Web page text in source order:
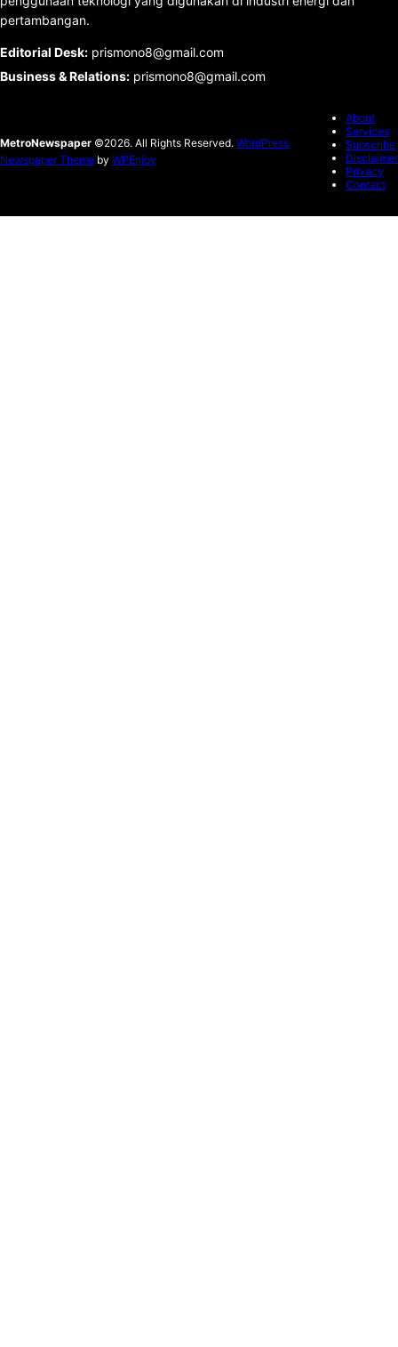
pertambangan.
Editorial Desk: prismono8@gmail.com
Business & Relations: prismono8@gmail.com
MetroNewspaper ©2026. All Rights Reserved. WordPress
Newspaper Theme by WPEnjoy
About
Services
Subscribe
Disclaimer
Privacy
Contact